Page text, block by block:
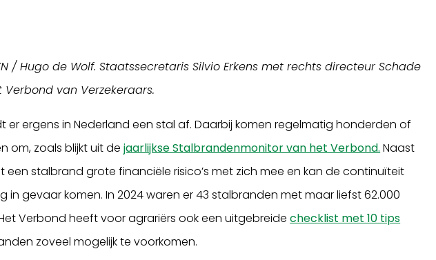
/ Hugo de Wolf. Staatssecretaris Silvio Erkens met rechts directeur Schade
van Verzekeraars.
er ergens in Nederland een stal af. Daarbij komen regelmatig honderden of
om, zoals blijkt uit dejaarlijkse Stalbrandenmonitor van het Verbond. Naast
een stalbrand grote financiële risico’s met zich mee en kan de continuïteit
in gevaar komen. In 2024 waren er 43 stalbranden met maar liefst 62.000
Verbond heeft voor agrariërs ook een uitgebreidechecklist met 10 tips
zoveel mogelijk te voorkomen.